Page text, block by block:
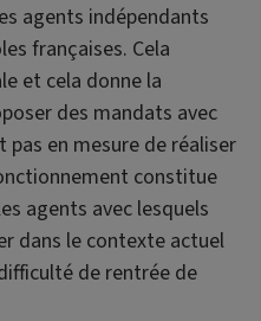
agents indépendants
françaises. Cela
et cela donne la
des mandats avec
en mesure de réaliser
constitue
agents avec lesquels
dans le contexte actuel
de rentrée de